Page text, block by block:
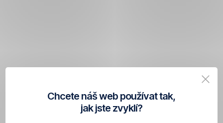
Chcete náš web používat tak,
jak jste zvyklí?